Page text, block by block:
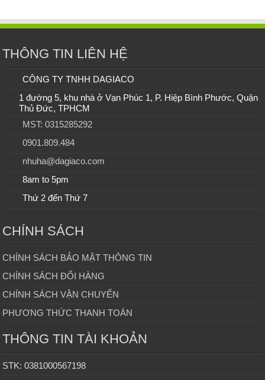
THÔNG TIN LIÊN HỆ
CÔNG TY TNHH DAGIACO
1 đường 5, khu nhà ở Vạn Phúc 1, P. Hiệp Bình Phước, Quận
Thủ Đức, TPHCM
MST: 0315285292
0901.809.484
nhuha@dagiaco.com
8am to 5pm
Thứ 2 đến Thứ 7
CHÍNH SÁCH
CHÍNH SÁCH BẢO MẬT THÔNG TIN
CHÍNH SÁCH ĐỔI HÀNG
CHÍNH SÁCH VẬN CHUYỂN
PHƯƠNG THỨC THANH TOÁN
THÔNG TIN TÀI KHOẢN
STK: 0381000567198